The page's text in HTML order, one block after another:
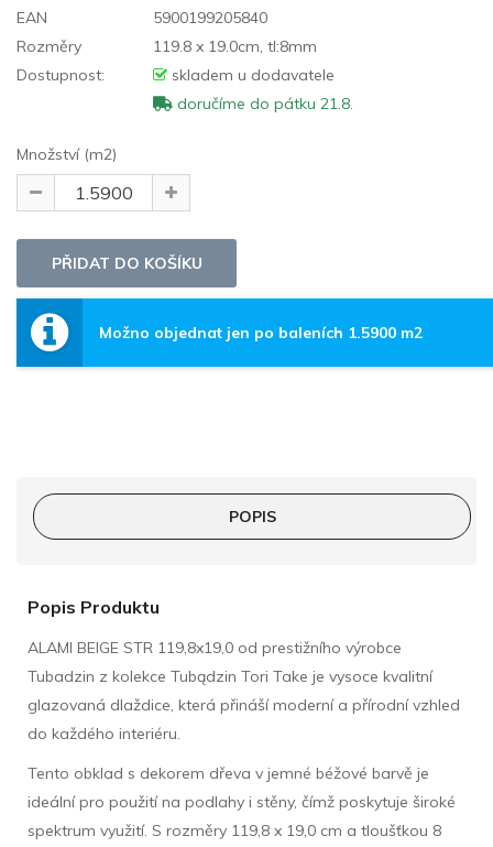
EAN
5900199205840
Rozměry
119.8 x 19.0cm, tl:8mm
Dostupnost:
skladem u dodavatele
doručíme do pátku 21.8.
Množství (m2)
Možno objednat jen po baleních 1.5900 m2
POPIS
Popis Produktu
ALAMI BEIGE STR 119,8x19,0 od prestižního výrobce
Tubadzin z kolekce Tubądzin Tori Take je vysoce kvalitní
glazovaná dlaždice, která přináší moderní a přírodní vzhled
do každého interiéru.
Tento obklad s dekorem dřeva v jemné béžové barvě je
ideální pro použití na podlahy i stěny, čímž poskytuje široké
spektrum využití. S rozměry 119,8 x 19,0 cm a tloušťkou 8